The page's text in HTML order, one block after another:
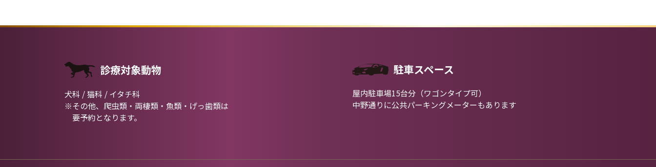
診療対象動物
犬科 / 猫科 / イタチ科
※その他、爬虫類・両棲類・魚類・げっ歯類は
要予約となります。
駐車スペース
屋内駐車場15台分（ワゴンタイプ可）
中野通りに公共パーキングメーターもあります